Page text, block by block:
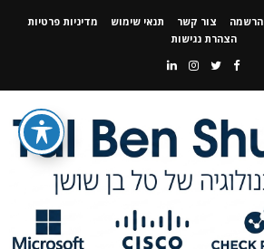
הרשמה צור קשר תנאי שימוש
מדיניות פרטיות
הצהרת נגישות